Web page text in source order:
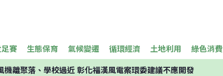
賽 生態保育 氣候變遷 循環經濟 土地利用 綠色消費
機離聚落、學校過近 彰化福漢風電案環委建議不應開發